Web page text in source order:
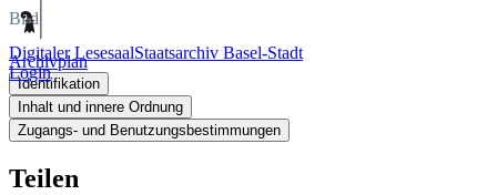
Digitaler LesesaalStaatsarchiv Basel-Stadt
Login
Bild
Archivplan
Identifikation
Inhalt und innere Ordnung
Zugangs- und Benutzungsbestimmungen
Teilen